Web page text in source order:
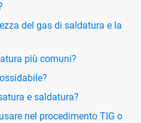
del gas di saldatura e la
più comuni?
e saldatura?
nel procedimento TIG o